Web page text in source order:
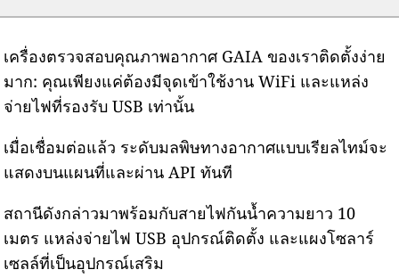
เครื่องตรวจสอบคุณภาพอากาศ GAIA ของเราติดตั้งง่าย
มาก: คุณเพียงแค่ต้องมีจุดเข้าใช้งาน WiFi และแหล่ง
จ่ายไฟที่รองรับ USB เท่านั้น
เมื่อเชื่อมต่อแล้ว ระดับมลพิษทางอากาศแบบเรียลไทม์จะ
แสดงบนแผนที่และผ่าน API ทันที
สถานีดังกล่าวมาพร้อมกับสายไฟกันน้ำความยาว 10
เมตร แหล่งจ่ายไฟ USB อุปกรณ์ติดตั้ง และแผงโซลาร์
เซลล์ที่เป็นอุปกรณ์เสริม